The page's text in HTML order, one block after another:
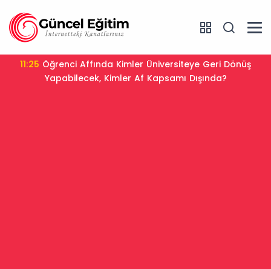
11:25
Yapabilecek, Kimler Af Kapsamı Dışında?